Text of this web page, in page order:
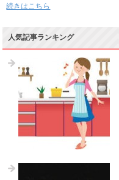
続きはこちら
人気記事ランキング